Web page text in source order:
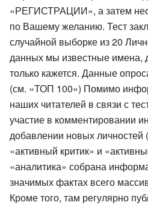
«РЕГИСТРАЦИИ», а затем
по Вашему желанию. Тест
случайной выборке из 20
данных мы известные имена,
только кажется. Данные
(см. «ТОП 100») Помимо
наших читателей в связи с
участие в комментировании
добавлении новых
«активный критик» и
«аналитика» собрана
значимых фактах всего
Кроме того, там регулярно